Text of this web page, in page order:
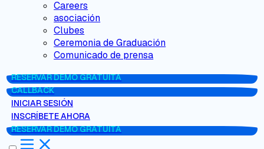
Careers
asociación
Clubes
Ceremonia de Graduación
Comunicado de prensa
RESERVAR DEMO GRATUITA
CALLBACK
INICIAR SESIÓN
INSCRÍBETE AHORA
RESERVAR DEMO GRATUITA